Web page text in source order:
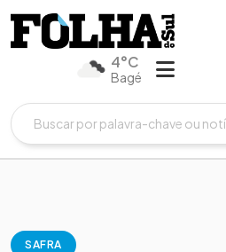
4°C
Bagé
SAFRA